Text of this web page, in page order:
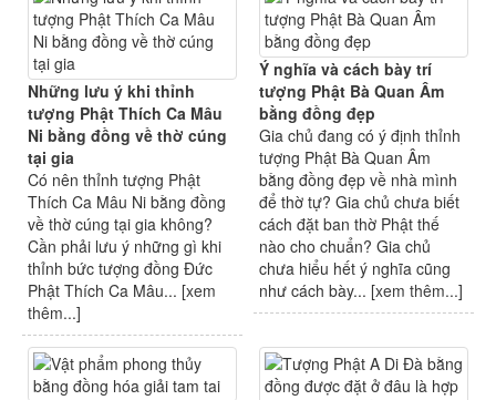
Những lưu ý khi thỉnh
tượng Phật Thích Ca Mâu
Ni bằng đồng về thờ cúng
tại gia
Có nên thỉnh tượng Phật
Thích Ca Mâu Ni bằng đồng
về thờ cúng tại gia không?
Cần phải lưu ý những gì khi
thỉnh bức tượng đồng Đức
Phật Thích Ca Mâu... [xem
thêm...]
Ý nghĩa và cách bày trí
tượng Phật Bà Quan Âm
bằng đồng đẹp
Gia chủ đang có ý định thỉnh
tượng Phật Bà Quan Âm
bằng đồng đẹp về nhà mình
để thờ tự? Gia chủ chưa biết
cách đặt ban thờ Phật thế
nào cho chuẩn? Gia chủ
chưa hiểu hết ý nghĩa cũng
như cách bày... [xem thêm...]